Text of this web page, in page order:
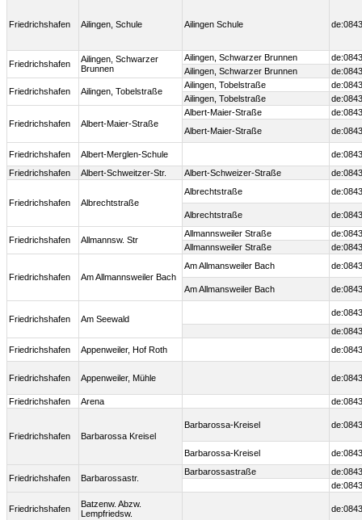
Friedrichshafen Ailingen, Schule Ailingen Schule
Friedrichshafen
Ailingen, Schwarzer
Brunnen
Ailingen, Schwarzer Brunnen
Ailingen, Schwarzer Brunnen
Friedrichshafen Ailingen, Tobelstraße
Ailingen, Tobelstraße
Ailingen, Tobelstraße
Friedrichshafen Albert-Maier-Straße
Albert-Maier-Straße
Albert-Maier-Straße
Friedrichshafen Albert-Merglen-Schule
Friedrichshafen
Albert-Schweitzer-Str. Albert-Schweizer-Straße
Friedrichshafen Albrechtstraße
Albrechtstraße
Albrechtstraße
Friedrichshafen Allmannsw. Str
Allmannsweiler Straße
Allmannsweiler Straße
Friedrichshafen Am Allmannsweiler Bach
Am Allmansweiler Bach
Am Allmansweiler Bach
Friedrichshafen Am Seewald
Friedrichshafen
Appenweiler, Hof Roth
Friedrichshafen Appenweiler, Mühle
Friedrichshafen Arena
Friedrichshafen Barbarossa Kreisel
Barbarossa-Kreisel
Barbarossa-Kreisel
Friedrichshafen Barbarossastr.
Barbarossastraße
Friedrichshafen
Batzenw. Abzw.
Lempfriedsw.